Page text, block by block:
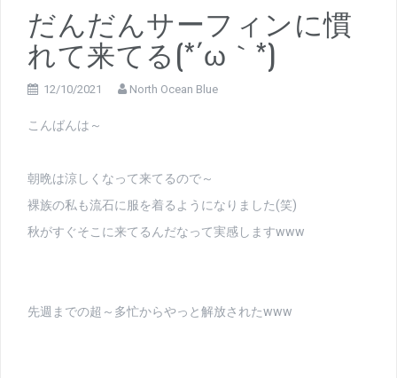
だんだんサーフィンに慣
れて来てる(*´ω｀*)
12/10/2021 North Ocean Blue
こんばんは～
朝晩は涼しくなって来てるので～
裸族の私も流石に服を着るようになりました(笑)
秋がすぐそこに来てるんだなって実感しますwww
先週までの超～多忙からやっと解放されたwww